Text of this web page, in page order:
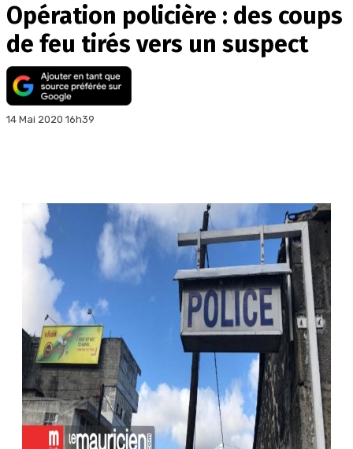
Opération policière : des coups
de feu tirés vers un suspect
14 Mai 2020 16h39